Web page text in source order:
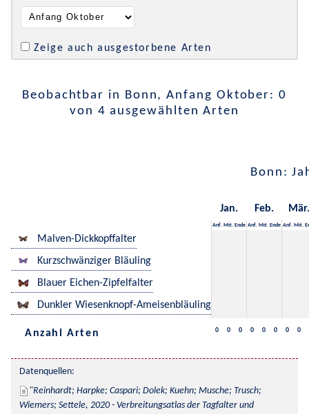
Zeige auch ausgestorbene Arten
Beobachtbar in Bonn, Anfang Oktober: 0
von 4 ausgewählten Arten
Bonn:
Jan. Feb. Mär.
Anf. Mit. Ende Anf. Mit. Ende Anf. Mit.
Malven-Dickkopffalter
Kurzschwänziger Bläuling
Blauer Eichen-Zipfelfalter
Dunkler Wiesenknopf-Ameisenbläuling
Anzahl Arten 0 0 0 0 0 0 0 0
Datenquellen:
Reinhardt; Harpke; Caspari; Dolek; Kuehn; Musche; Trusch;
Wiemers; Settele, 2020 - Verbreitungsatlas der Tagfalter und